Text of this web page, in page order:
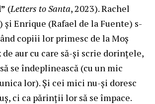
(Letters to Santa, 2023). Rachel
și Enrique (Rafael de la Fuente) s-
copiii lor primesc de la Moș
aur cu care să-și scrie dorințele,
se îndeplinească (cu un mic
lor). Și cei mici nu-și doresc
ci ca părinții lor să se împace.